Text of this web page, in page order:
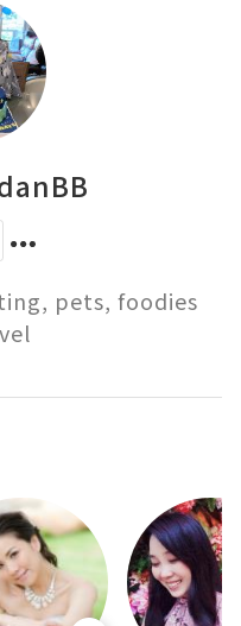
pets, foodies